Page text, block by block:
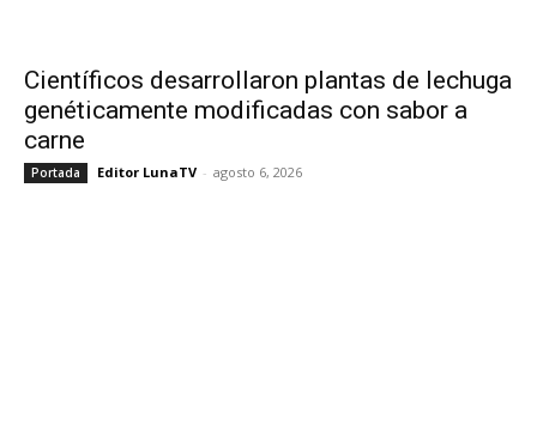
Científicos desarrollaron plantas de lechuga
genéticamente modificadas con sabor a
carne
Portada Editor LunaTV - agosto 6, 2026